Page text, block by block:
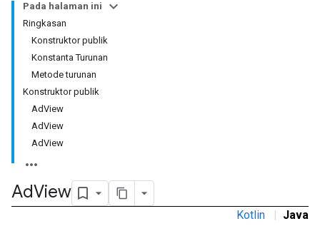
Pada halaman ini
Ringkasan
Konstruktor publik
Konstanta Turunan
Metode turunan
Konstruktor publik
AdView
AdView
AdView
AdView
Kotlin | Java